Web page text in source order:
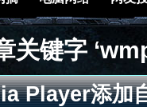
关键字
Player添加